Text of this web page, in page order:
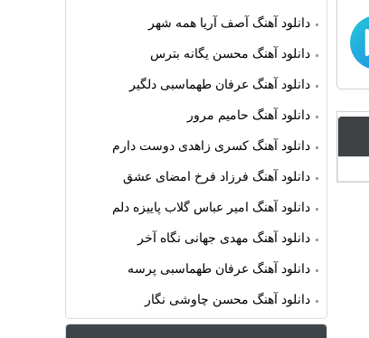
دانلود آهنگ آصف آریا همه شهر
دانلود آهنگ محسن یگانه بترس
دانلود آهنگ عرفان طهماسبی دلگیر
دانلود آهنگ حامیم مرور
دانلود آهنگ کسری زاهدی دوست دارم
دانلود آهنگ فرزاد فرخ امضای عشق
دانلود آهنگ امیر عباس گلاب پاییزه دلم
دانلود آهنگ مهدی جهانی نگاه آخر
دانلود آهنگ عرفان طهماسبی پرسه
دانلود آهنگ محسن چاوشی نگار